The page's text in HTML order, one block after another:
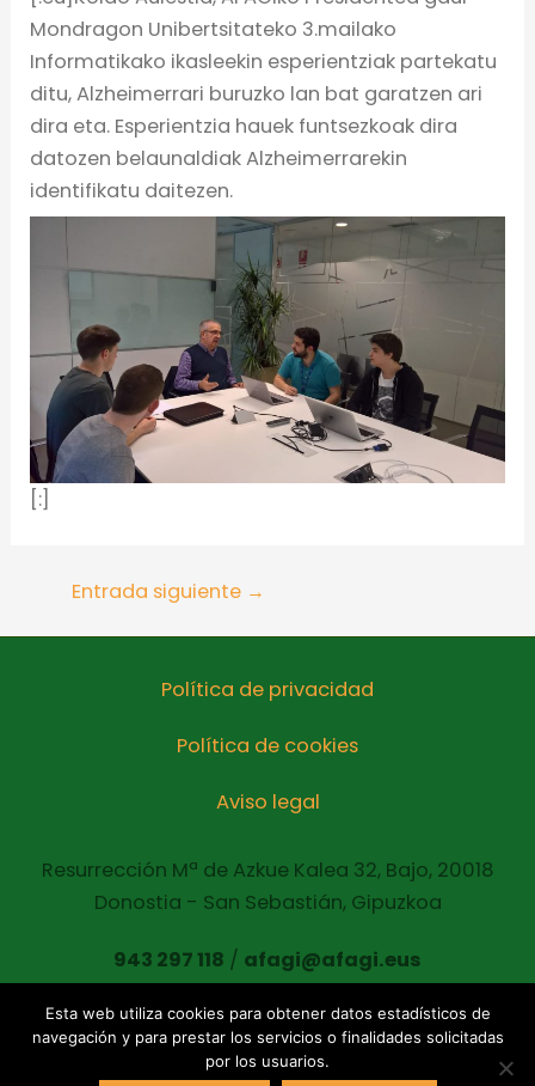
Mondragon Unibertsitateko 3.mailako
Informatikako ikasleekin esperientziak partekatu
ditu, Alzheimerrari buruzko lan bat garatzen ari
dira eta. Esperientzia hauek funtsezkoak dira
datozen belaunaldiak Alzheimerrarekin
identifikatu daitezen.
[:]
Entrada siguiente →
Política de privacidad
Política de cookies
Aviso legal
Resurrección Mª de Azkue Kalea 32, Bajo, 20018
Donostia - San Sebastián, Gipuzkoa
943 297 118 / afagi@afagi.eus
Copyright © 2021 AFAGI Todos los derechos
Esta web utiliza cookies para obtener datos estadísticos de
navegación y para prestar los servicios o finalidades solicitadas
por los usuarios.